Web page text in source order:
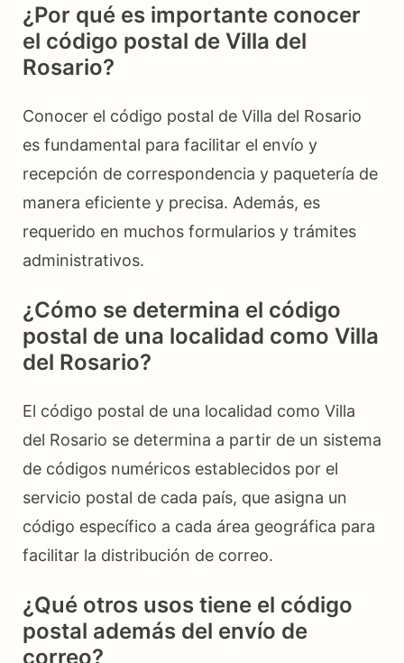
¿Por qué es importante conocer
el código postal de Villa del
Rosario?
Conocer el código postal de Villa del Rosario
es fundamental para facilitar el envío y
recepción de correspondencia y paquetería de
manera eficiente y precisa. Además, es
requerido en muchos formularios y trámites
administrativos.
¿Cómo se determina el código
postal de una localidad como Villa
del Rosario?
El código postal de una localidad como Villa
del Rosario se determina a partir de un sistema
de códigos numéricos establecidos por el
servicio postal de cada país, que asigna un
código específico a cada área geográfica para
facilitar la distribución de correo.
¿Qué otros usos tiene el código
postal además del envío de
correo?